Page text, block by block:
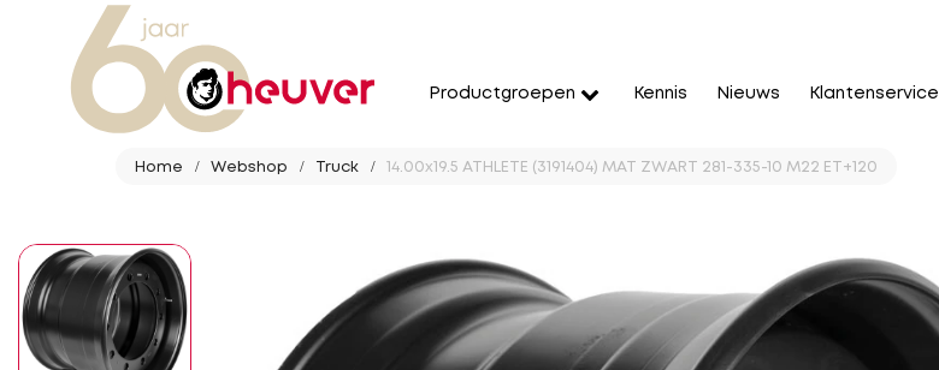
Productgroepen Kennis Nieuws Klantenservice
Home Webshop Truck 14.00x19.5 ATHLETE (3191404) MAT ZWART 281-335-10 M22 ET+120